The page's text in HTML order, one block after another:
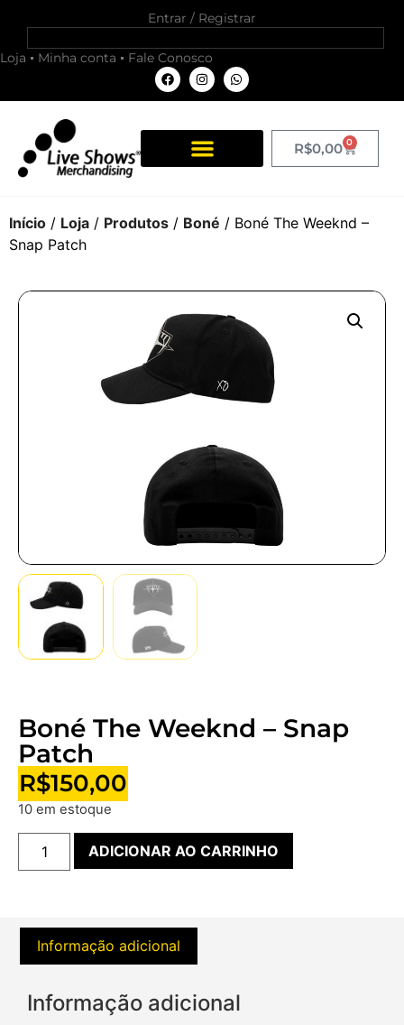
Entrar / Registrar
Loja Minha conta Fale Conosco
R$0,00 0
Início / Loja / Produtos / Boné / Boné The Weeknd –
Snap Patch
Boné The Weeknd – Snap
Patch
R$150,00
10 em estoque
ADICIONAR AO CARRINHO
Informação adicional
Informação adicional